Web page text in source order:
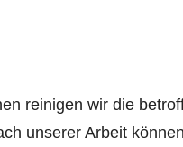
reinigen wir die
unserer Arbeit